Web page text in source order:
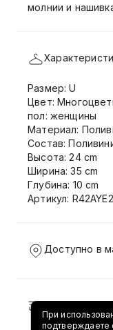
молнии и
Размер: U
Цвет:
пол: женщины
Материал:
Состав:
Высота: 24 cm
Ширина: 35 cm
Глубина: 10 cm
Артикул:
Доступно в
Доставка и
При
подтверждаете